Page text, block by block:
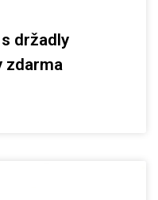
držadly
zdarma